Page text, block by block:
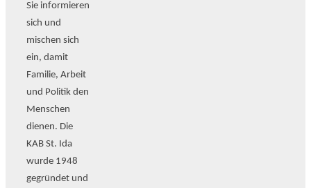
Sie informieren
sich und
mischen sich
ein, damit
Familie, Arbeit
und Politik den
Menschen
dienen. Die
KAB St. Ida
wurde 1948
gegründet und